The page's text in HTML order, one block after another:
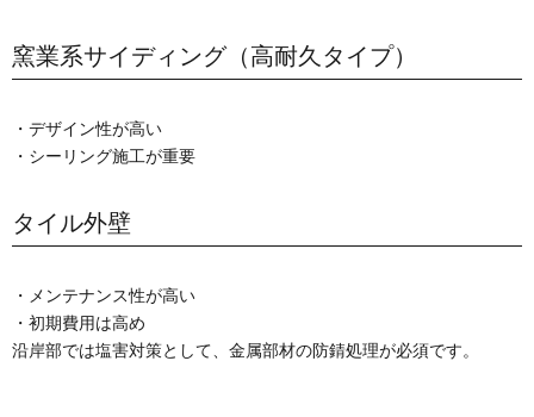
窯業系サイディング（高耐久タイプ）
・デザイン性が高い
・シーリング施工が重要
タイル外壁
・メンテナンス性が高い
・初期費用は高め
沿岸部では塩害対策として、金属部材の防錆処理が必須です。